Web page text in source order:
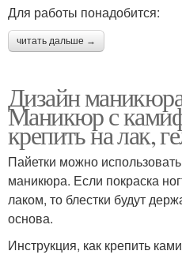
Для работы понадобится:
читать дальше →
Дизайн
Маникюр с
крепить на лак,
Пайетки можно
маникюра. Если покраска
лаком, то блестки будут
основа.
Инструкция, как крепить